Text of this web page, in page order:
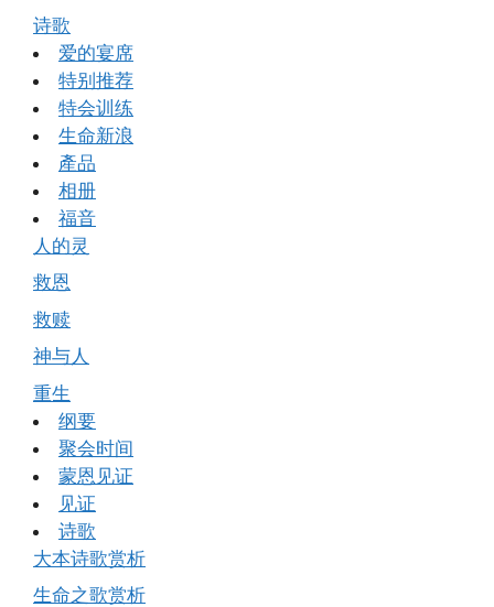
诗歌
爱的宴席
特别推荐
特会训练
生命新浪
產品
相册
福音
人的灵
救恩
救赎
神与人
重生
纲要
聚会时间
蒙恩见证
见证
诗歌
大本诗歌赏析
生命之歌赏析